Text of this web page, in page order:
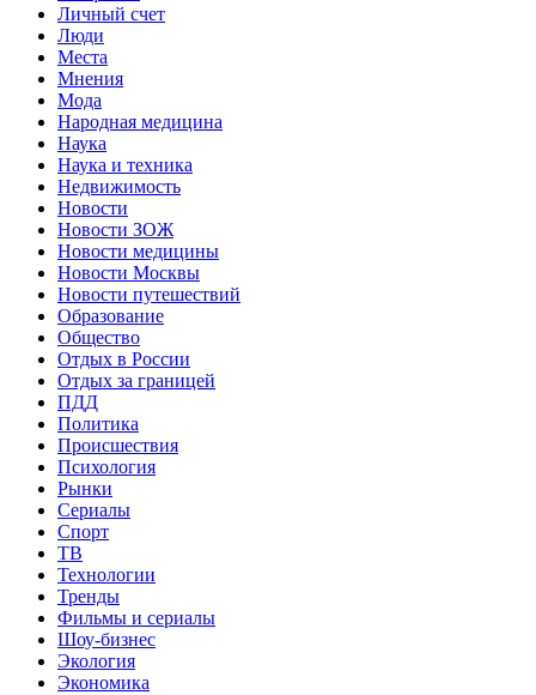
Личный счет
Люди
Места
Мнения
Мода
Народная медицина
Наука
Наука и техника
Недвижимость
Новости
Новости ЗОЖ
Новости медицины
Новости Москвы
Новости путешествий
Образование
Общество
Отдых в России
Отдых за границей
ПДД
Политика
Происшествия
Психология
Рынки
Сериалы
Спорт
ТВ
Технологии
Тренды
Фильмы и сериалы
Шоу-бизнес
Экология
Экономика